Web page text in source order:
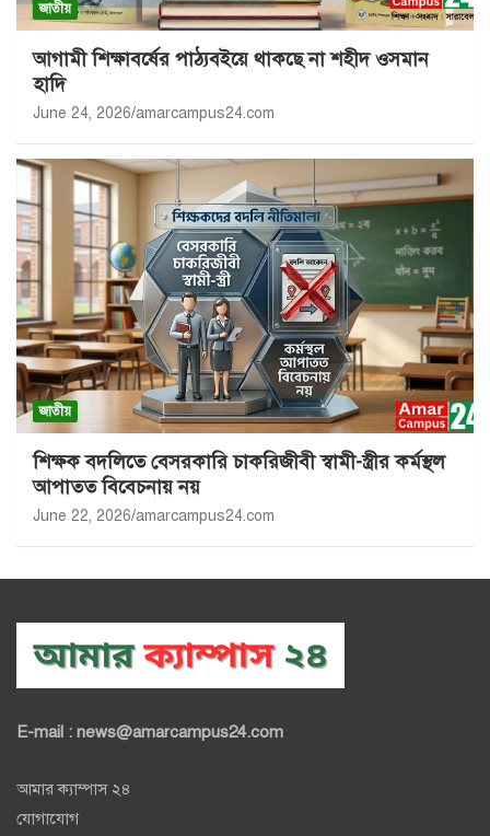
জাতীয়
আগামী শিক্ষাবর্ষের পাঠ্যবইয়ে থাকছে না শহীদ ওসমান
হাদি
June 24, 2026 amarcampus24.com
জাতীয়
শিক্ষক বদলিতে বেসরকারি চাকরিজীবী স্বামী-স্ত্রীর কর্মস্থল
আপাতত বিবেচনায় নয়
June 22, 2026 amarcampus24.com
E-mail : news@amarcampus24.com
আমার ক্যাম্পাস ২৪
যোগাযোগ